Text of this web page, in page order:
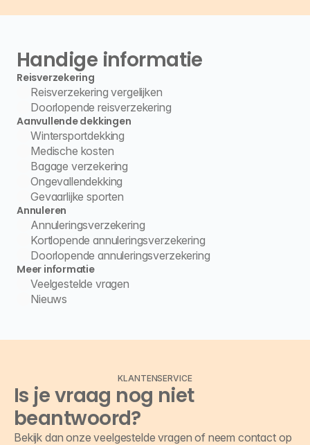
Handige informatie
Reisverzekering
Reisverzekering vergelijken
Doorlopende reisverzekering
Aanvullende dekkingen
Wintersportdekking
Medische kosten
Bagage verzekering
Ongevallendekking
Gevaarlijke sporten
Annuleren
Annuleringsverzekering
Kortlopende annuleringsverzekering
Doorlopende annuleringsverzekering
Meer informatie
Veelgestelde vragen
Nieuws
KLANTENSERVICE
Is je vraag nog niet
beantwoord?
Bekijk dan onze veelgestelde vragen of neem contact op